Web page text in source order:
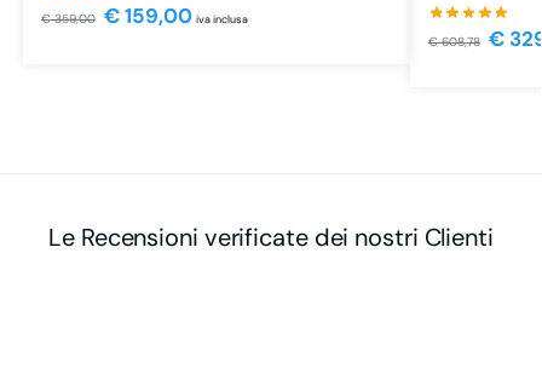
€359,00 €159,00 iva inclusa
€608,78 €
Le Recensioni verificate dei nostri Clienti